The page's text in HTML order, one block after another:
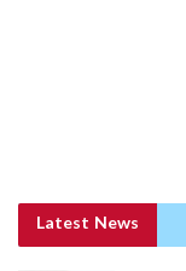
Latest News